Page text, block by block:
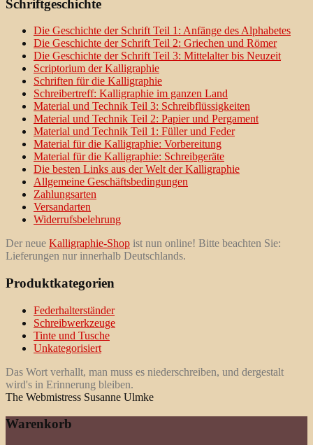
Schriftgeschichte
Die Geschichte der Schrift Teil 1: Anfänge des Alphabetes
Die Geschichte der Schrift Teil 2: Griechen und Römer
Die Geschichte der Schrift Teil 3: Mittelalter bis Neuzeit
Scriptorium der Kalligraphie
Schriften für die Kalligraphie
Schreibertreff: Kalligraphie im ganzen Land
Material und Technik Teil 3: Schreibflüssigkeiten
Material und Technik Teil 2: Papier und Pergament
Material und Technik Teil 1: Füller und Feder
Material für die Kalligraphie: Vorbereitung
Material für die Kalligraphie: Schreibgeräte
Die besten Links aus der Welt der Kalligraphie
Allgemeine Geschäftsbedingungen
Zahlungsarten
Versandarten
Widerrufsbelehrung
Der neue Kalligraphie-Shop ist nun online! Bitte beachten Sie:
Lieferungen nur innerhalb Deutschlands.
Produktkategorien
Federhalterständer
Schreibwerkzeuge
Tinte und Tusche
Unkategorisiert
Das Wort verhallt, man muss es niederschreiben, und dergestalt
wird's in Erinnerung bleiben.
The Webmistress Susanne Ulmke
Warenkorb